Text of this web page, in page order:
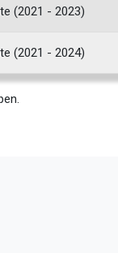
(2021 - 2023)
(2021 - 2024)